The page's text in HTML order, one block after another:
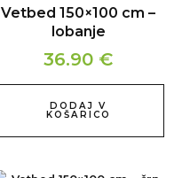
Vetbed 150×100 cm –
lobanje
36.90 €
DODAJ V
KOŠARICO